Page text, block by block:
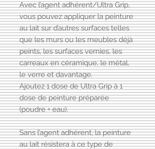
Avec l’agent adhérent/Ultra Grip,
vous pouvez appliquer la peinture
au lait sur d’autres surfaces telles
que les murs ou les meubles déjà
peints, les surfaces vernies, les
carreaux en céramique, le métal,
le verre et davantage.
Ajoutez 1 dose de Ultra Grip à 1
dose de peinture préparée
(poudre + eau).
Sans l’agent adhérent, la peinture
au lait résistera à ce type de